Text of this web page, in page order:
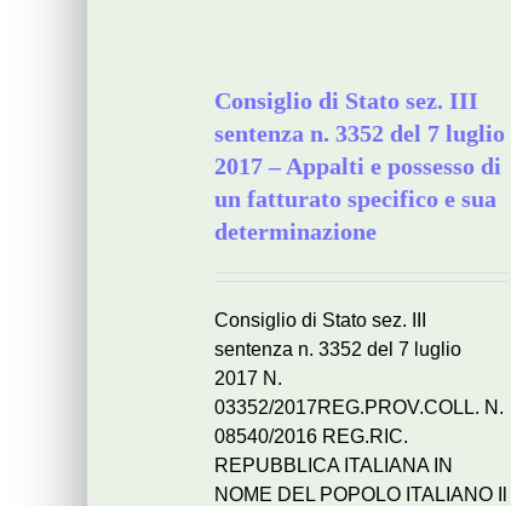
Consiglio di Stato sez. III
sentenza n. 3352 del 7 luglio
2017 – Appalti e possesso di
un fatturato specifico e sua
determinazione
Consiglio di Stato sez. III
sentenza n. 3352 del 7 luglio
2017 N.
03352/2017REG.PROV.COLL. N.
08540/2016 REG.RIC.
REPUBBLICA ITALIANA IN
NOME DEL POPOLO ITALIANO Il